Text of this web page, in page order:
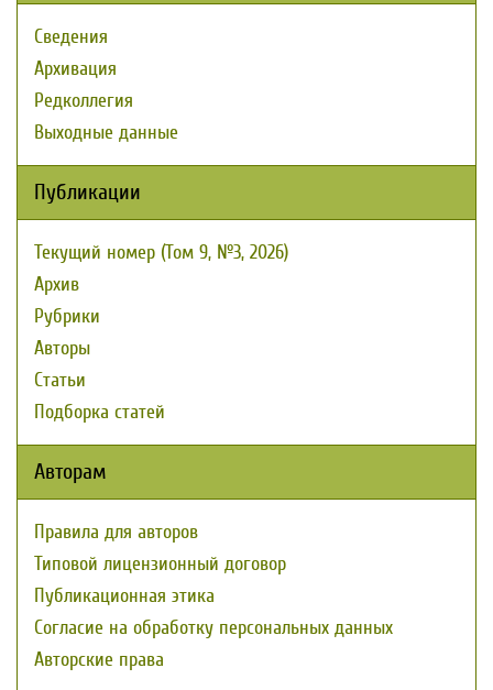
Сведения
Архивация
Редколлегия
Выходные данные
Публикации
Текущий номер (Том 9, №3, 2026)
Архив
Рубрики
Авторы
Статьи
Подборка статей
Авторам
Правила для авторов
Типовой лицензионный договор
Публикационная этика
Согласие на обработку персональных данных
Авторские права